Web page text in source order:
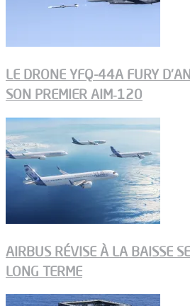
LE DRONE YFQ-44A FURY
SON PREMIER AIM‑120
AIRBUS RÉVISE À LA BAISSE
LONG TERME